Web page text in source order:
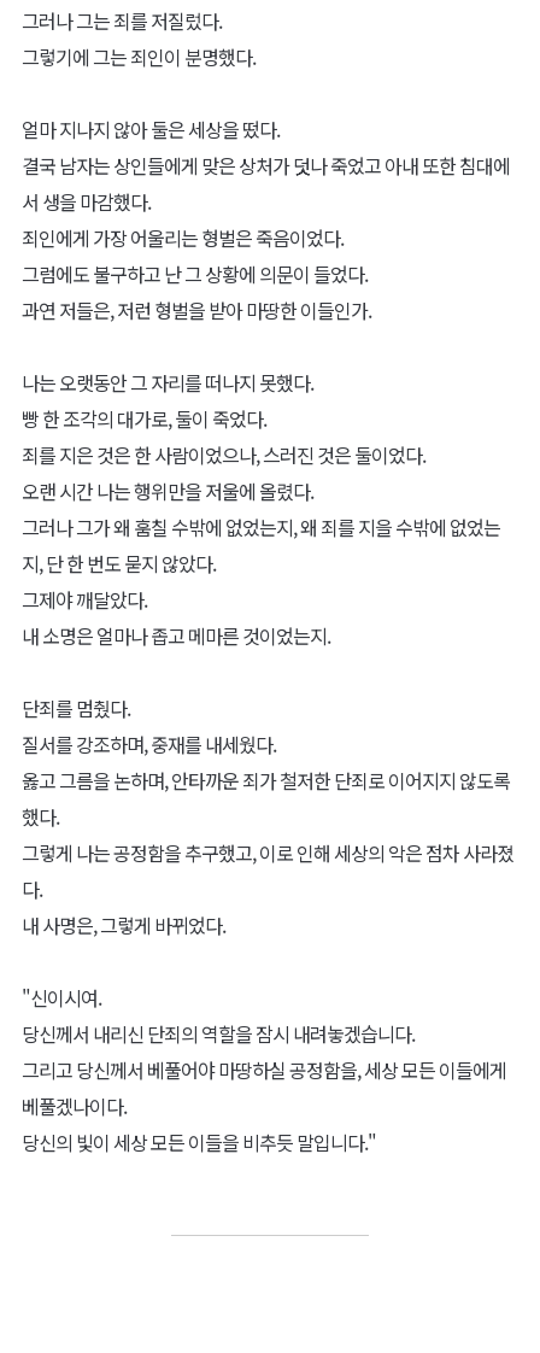
그러나 그는 죄를 저질렀다.
그렇기에 그는 죄인이 분명했다.
얼마 지나지 않아 둘은 세상을 떴다.
결국 남자는 상인들에게 맞은 상처가 덧나 죽었고 아내 또한 침대에
서 생을 마감했다.
죄인에게 가장 어울리는 형벌은 죽음이었다.
그럼에도 불구하고 난 그 상황에 의문이 들었다.
과연 저들은, 저런 형벌을 받아 마땅한 이들인가.
나는 오랫동안 그 자리를 떠나지 못했다.
빵 한 조각의 대가로, 둘이 죽었다.
죄를 지은 것은 한 사람이었으나, 스러진 것은 둘이었다.
오랜 시간 나는 행위만을 저울에 올렸다.
그러나 그가 왜 훔칠 수밖에 없었는지, 왜 죄를 지을 수밖에 없었는
지, 단 한 번도 묻지 않았다.
그제야 깨달았다.
내 소명은 얼마나 좁고 메마른 것이었는지.
단죄를 멈췄다.
질서를 강조하며, 중재를 내세웠다.
옳고 그름을 논하며, 안타까운 죄가 철저한 단죄로 이어지지 않도록
했다.
그렇게 나는 공정함을 추구했고, 이로 인해 세상의 악은 점차 사라졌
다.
내 사명은, 그렇게 바뀌었다.
"신이시여.
당신께서 내리신 단죄의 역할을 잠시 내려놓겠습니다.
그리고 당신께서 베풀어야 마땅하실 공정함을, 세상 모든 이들에게
베풀겠나이다.
당신의 빛이 세상 모든 이들을 비추듯 말입니다."